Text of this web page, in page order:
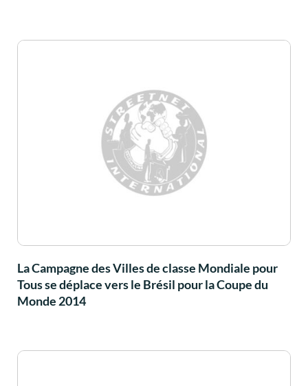
La Campagne des Villes de classe Mondiale pour
Tous se déplace vers le Brésil pour la Coupe du
Monde 2014